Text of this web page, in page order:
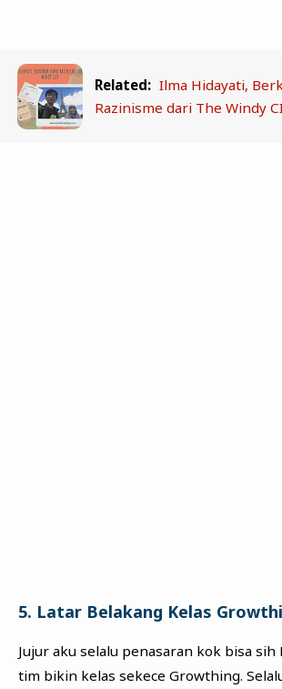
Related: Ilma Hidayati,
Razinisme dari The Windy
5. Latar Belakang Kelas
Jujur aku selalu penasaran kok bisa
tim bikin kelas sekece Growthing.